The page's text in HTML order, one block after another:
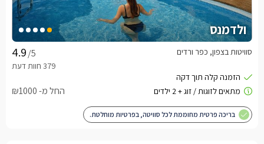
ולדמנס
/5 סוויטות בצפון, כפר ורדים
החל מ- ₪1000
בריכה פרטית מחוממת לכל סוויטה, בפרטיות מוחלטת.